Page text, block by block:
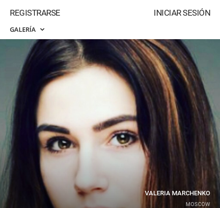
INICIAR SESIÓN
REGISTRARSE
GALERÍA
VALERIA MARCHENKO
MOSCOW